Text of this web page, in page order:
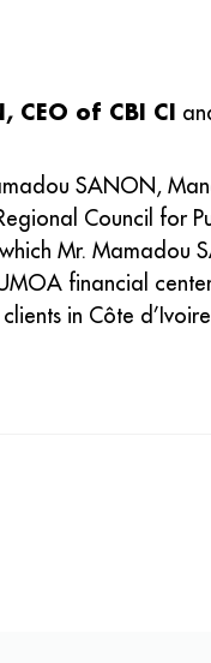
CEO of CBI CI
SANON,
Council for
Mr. Mamadou
financial
in Côte